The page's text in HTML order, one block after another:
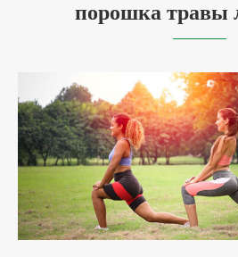
порошка травы